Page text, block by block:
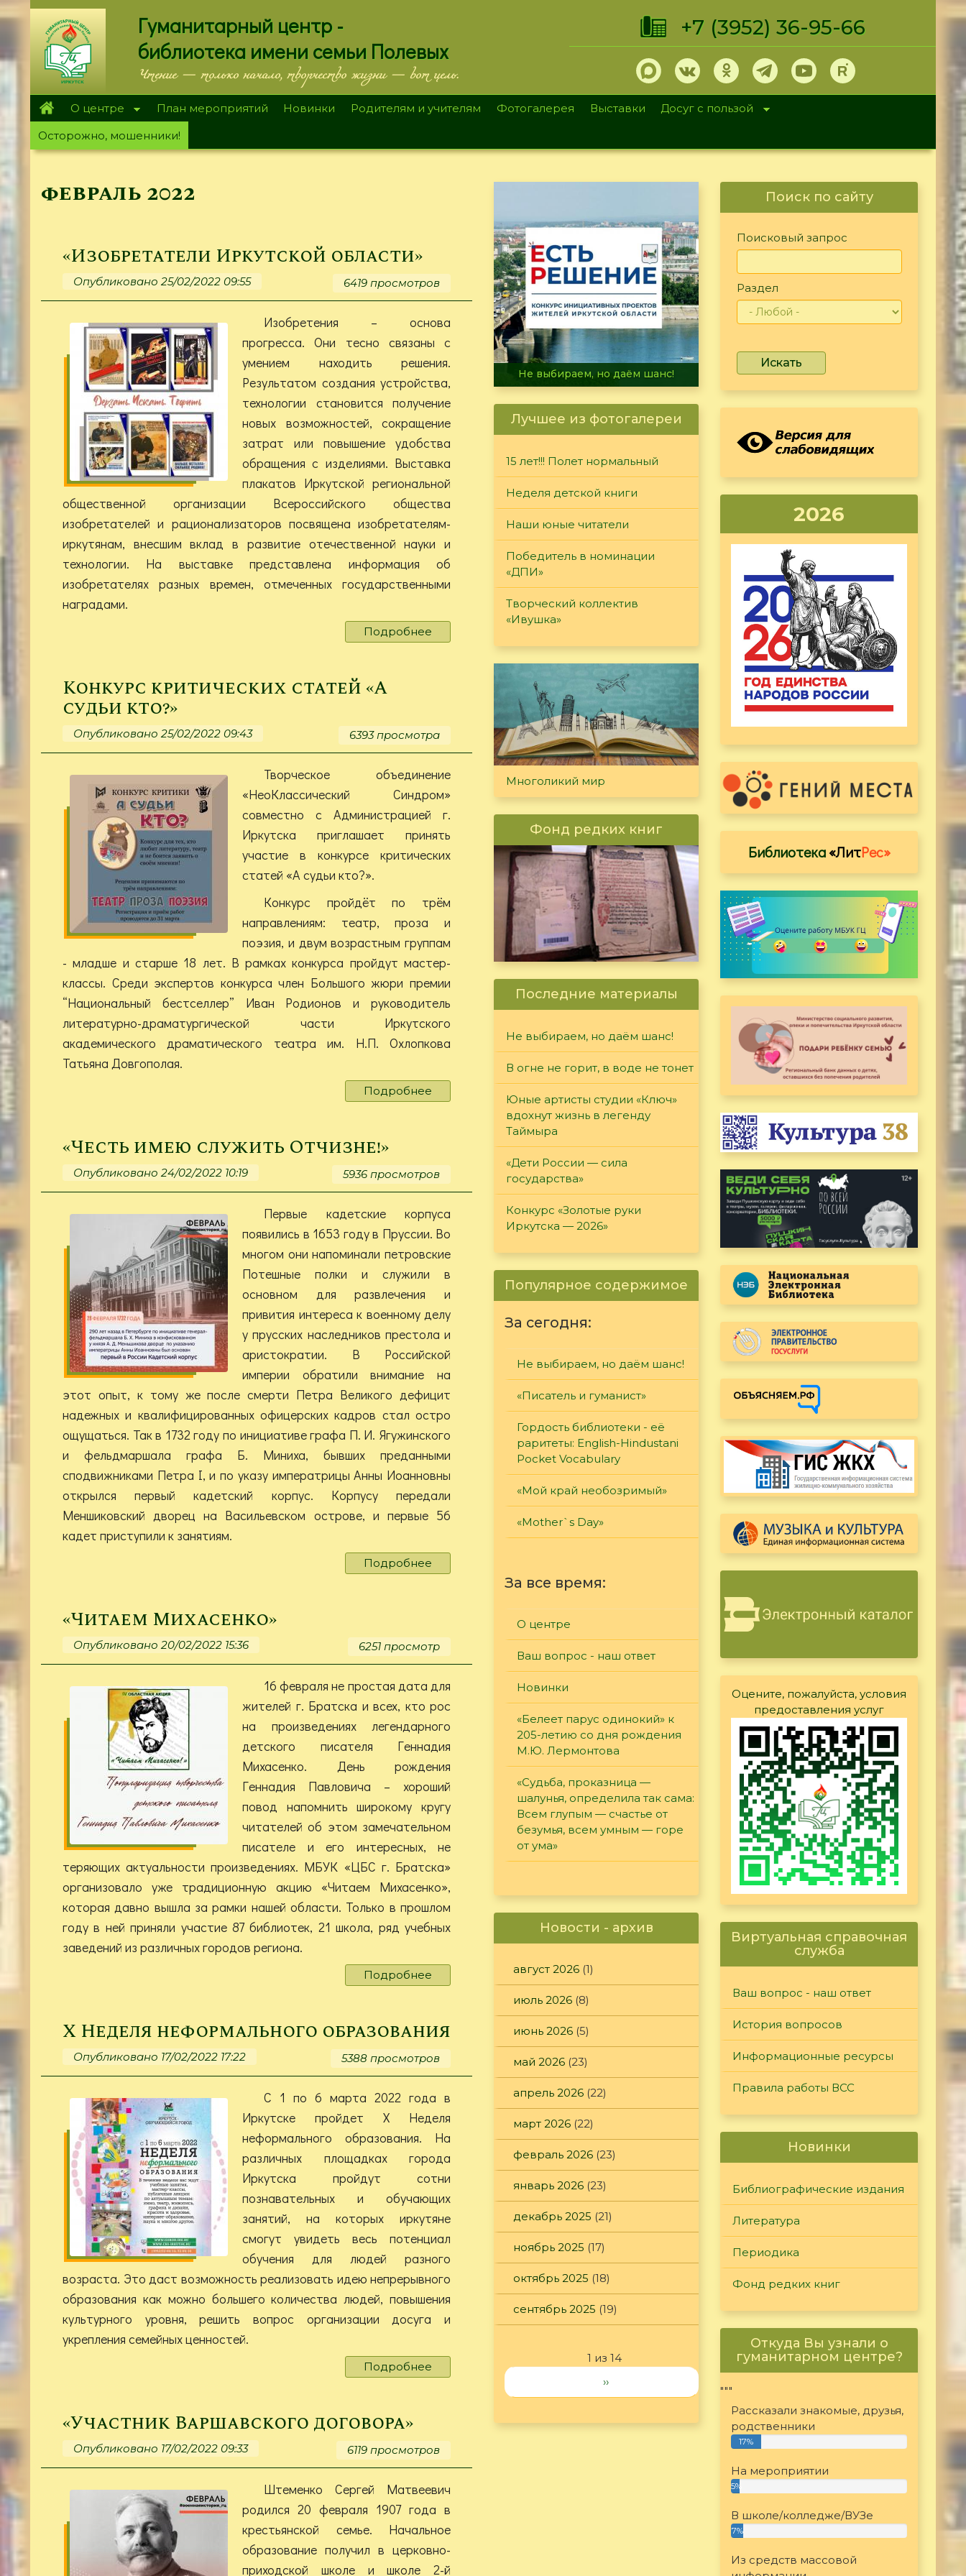
Перейти
к
основному
содержанию
Гуманитарный центр -
библиотека имени семьи Полевых
Чтение — только начало, творчество жизни — вот цель.
+7 (3952) 36-95-66
О центре План мероприятий Новинки Родителям и учителям Фотогалерея Выставки
Досуг с пользой
Осторожно, мошенники!
февраль 2022
«Изобретатели Иркутской области»
Опубликовано 25/02/2022 09:55 6419 просмотров
Изобретения – основа
прогресса. Они тесно связаны с
умением находить решения.
Результатом создания устройства,
технологии становится получение
новых возможностей, сокращение
затрат или повышение удобства
обращения с изделиями. Выставка
плакатов Иркутской региональной
общественной организации Всероссийского общества
изобретателей и рационализаторов посвящена изобретателям-
иркутянам, внесшим вклад в развитие отечественной науки и
технологии. На выставке представлена информация об
изобретателях разных времен, отмеченных государственными
наградами.
Подробнее
«Изобретатели
Конкурс критических статей «А
судьи кто?»
Опубликовано 25/02/2022 09:43 6393 просмотра
Творческое объединение
«НеоКлассический Синдром»
совместно с Администрацией г.
Иркутска приглашает принять
участие в конкурсе критических
статей «А судьи кто?».
Конкурс пройдёт по трём
направлениям: театр, проза и
поэзия, и двум возрастным группам
- младше и старше 18 лет. В рамках конкурса пройдут мастер-
классы. Среди экспертов конкурса член Большого жюри премии
“Национальный бестселлер” Иван Родионов и руководитель
литературно-драматургической части Иркутского
академического драматического театра им. Н.П. Охлопкова
Татьяна Довгополая.
Подробнее
Конкурс
судьи
кто?»
«Честь имею служить Отчизне!»
Опубликовано 24/02/2022 10:19 5936 просмотров
Первые кадетские корпуса
появились в 1653 году в Пруссии. Во
многом они напоминали петровские
Потешные полки и служили в
основном для развлечения и
привития интереса к военному делу
у прусских наследников престола и
аристократии. В Российской
империи обратили внимание на
этот опыт, к тому же после смерти Петра Великого дефицит
надежных и квалифицированных офицерских кадров стал остро
ощущаться. Так в 1732 году по инициативе графа П. И. Ягужинского
и фельдмаршала графа Б. Миниха, бывших преданными
сподвижниками Петра I, и по указу императрицы Анны Иоанновны
открылся первый кадетский корпус. Корпусу передали
Меншиковский дворец на Васильевском острове, и первые 56
кадет приступили к занятиям.
Подробнее
«Честь
«Читаем Михасенко»
Опубликовано 20/02/2022 15:36 6251 просмотр
16 февраля не простая дата для
жителей г. Братска и всех, кто рос
на произведениях легендарного
детского писателя Геннадия
Михасенко. День рождения
Геннадия Павловича – хороший
повод напомнить широкому кругу
читателей об этом замечательном
писателе и его интересных, не
теряющих актуальности произведениях. МБУК «ЦБС г. Братска»
организовало уже традиционную акцию «Читаем Михасенко»,
которая давно вышла за рамки нашей области. Только в прошлом
году в ней приняли участие 87 библиотек, 21 школа, ряд учебных
заведений из различных городов региона.
Подробнее
«Читаем
Х Неделя неформального образования
Опубликовано 17/02/2022 17:22 5388 просмотров
С 1 по 6 марта 2022 года в
Иркутске пройдет Х Неделя
неформального образования. На
различных площадках города
Иркутска пройдут сотни
познавательных и обучающих
занятий, на которых иркутяне
смогут увидеть весь потенциал
обучения для людей разного
возраста. Это даст возможность реализовать идею непрерывного
образования как можно большего количества людей, повышения
культурного уровня, решить вопрос организации досуга и
укрепления семейных ценностей.
Подробнее
Х
«Участник Варшавского договора»
Опубликовано 17/02/2022 09:33 6119 просмотров
Штеменко Сергей Матвеевич
родился 20 февраля 1907 года в
крестьянской семье. Начальное
образование получил в церковно-
приходской школе и школе 2-й
В огне не горит, в воде не тонет
Лучшее из фотогалереи
15 лет!!! Полет нормальный
Неделя детской книги
Наши юные читатели
Победитель в номинации
«ДПИ»
Творческий коллектив
«Ивушка»
Многоликий мир
Фонд редких книг
Последние материалы
Не выбираем, но даём шанс!
В огне не горит, в воде не тонет
Юные артисты студии «Ключ»
вдохнут жизнь в легенду
Таймыра
«Дети России — сила
государства»
Конкурс «Золотые руки
Иркутска — 2026»
Популярное содержимое
За сегодня:
Не выбираем, но даём шанс!
«Писатель и гуманист»
Гордость библиотеки - её
раритеты: English-Hindustani
Pocket Vocabulary
«Мой край необозримый»
«Mother`s Day»
За все время:
О центре
Ваш вопрос - наш ответ
Новинки
«Белеет парус одинокий» к
205-летию со дня рождения
М.Ю. Лермонтова
«Судьба, проказница —
шалунья, определила так сама:
Всем глупым — счастье от
безумья, всем умным — горе
от ума»
Новости - архив
август 2026 (1)
июль 2026 (8)
июнь 2026 (5)
май 2026 (23)
апрель 2026 (22)
март 2026 (22)
февраль 2026 (23)
январь 2026 (23)
декабрь 2025 (21)
ноябрь 2025 (17)
октябрь 2025 (18)
сентябрь 2025 (19)
1 из 14
››
Поиск по сайту
Поисковый запрос
Раздел
Искать
2026
Библиотека«ЛитРес»
Оцените, пожалуйста, условия
предоставления услуг
Виртуальная справочная
служба
Ваш вопрос - наш ответ
История вопросов
Информационные ресурсы
Правила работы ВСС
Новинки
Библиографические издания
Литература
Периодика
Фонд редких книг
Откуда Вы узнали о
гуманитарном центре?
"""
Рассказали знакомые, друзья,
родственники
17%
На мероприятии
5%
В школе/колледже/ВУЗе
7%
Из средств массовой